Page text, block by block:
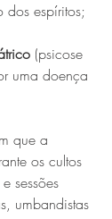
dos espíritos;
(psicose
uma doença
que a
os cultos
sessões
umbandistas